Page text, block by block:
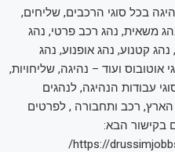
בכל סוגי הרכבים, שליחים,
משאית, נהג רכב פרטי, נהג
קטנוע, נהג אופנוע, נהג
אוטובוס ועוד – נהיגה, שליחויות,
עבודות הנהיגה, לנהגים
הארץ, רכב ותחבורה , לפרטים
בקישור הבא:
https://